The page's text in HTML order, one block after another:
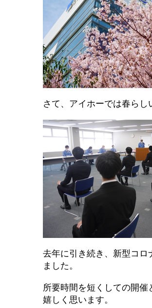
さて、アイホーでは春らし
去年に引き続き、新型コロ
ました。
所要時間を短くしての開催
嬉しく思います。